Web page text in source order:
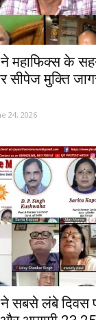
महाफिक्स के
मुक्ति
24, 2026
सबसे लंबे दिवस